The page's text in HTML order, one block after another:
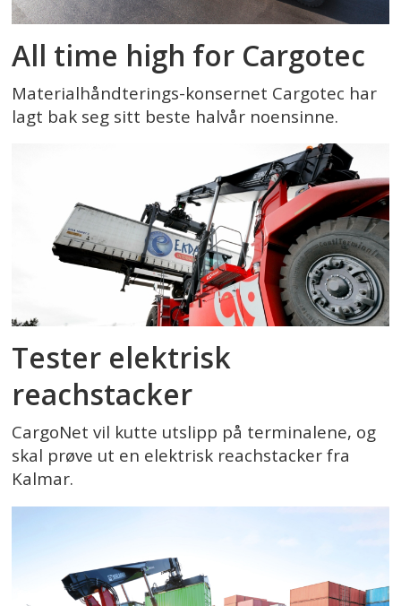
All time high for Cargotec
Materialhåndterings-konsernet Cargotec har
lagt bak seg sitt beste halvår noensinne.
Tester elektrisk
reachstacker
CargoNet vil kutte utslipp på terminalene, og
skal prøve ut en elektrisk reachstacker fra
Kalmar.